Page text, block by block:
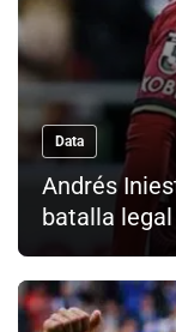
Data
Andrés
batalla